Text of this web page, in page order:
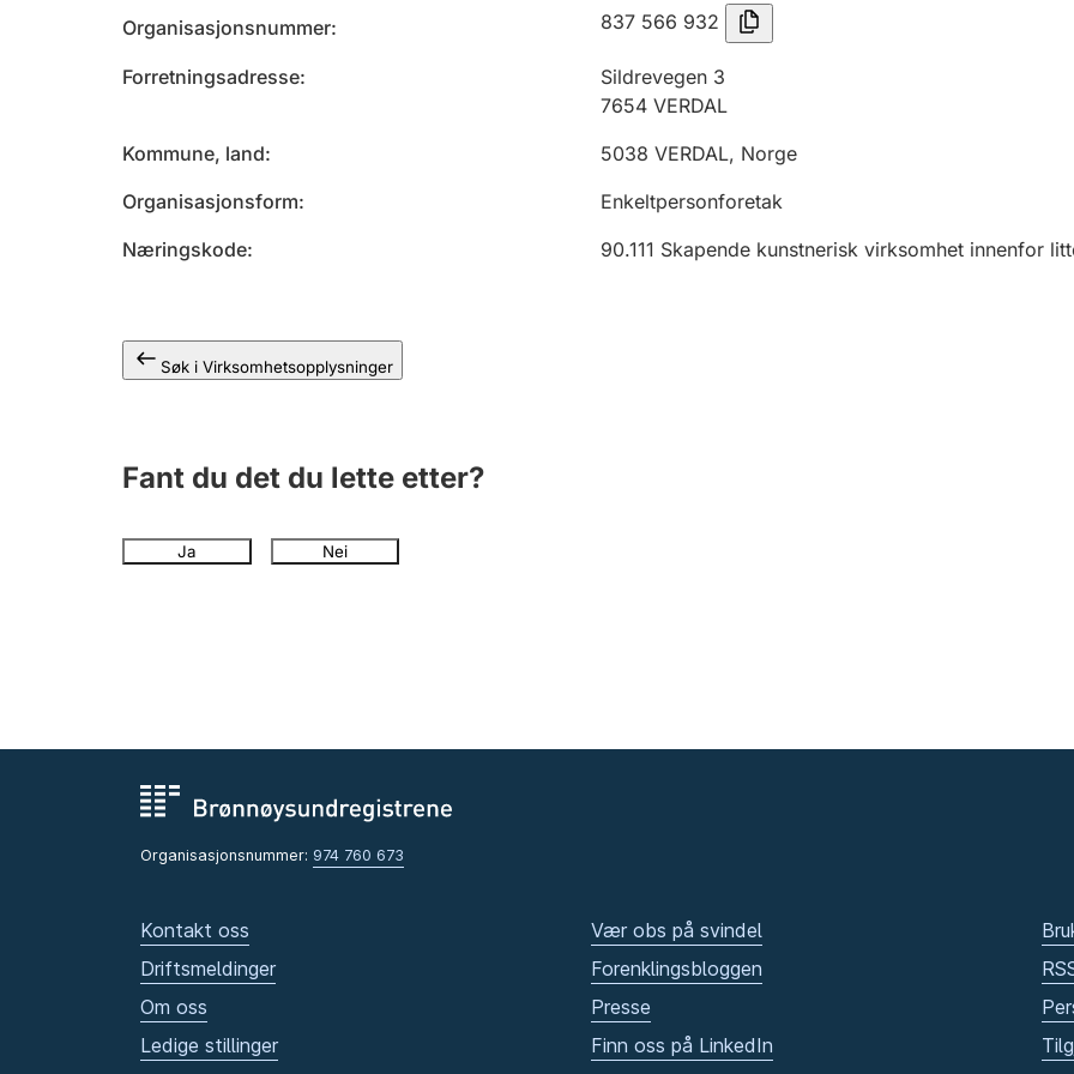
Organisasjonsnummer 837 566 932
Forretningsadresse
Sildrevegen 3
7654 VERDAL
Kommune, land
5038 VERDAL, Norge
Organisasjonsform
Enkeltpersonforetak
Næringskode
90.111 Skapende kunstnerisk virksomhet innenfor
Søk i Virksomhetsopplysninger
Fant du det du lette etter?
Ja Nei
Organisasjonsnummer: 974 760 673
Kontakt oss
Driftsmeldinger
Om oss
Ledige stillinger
Vær obs på svindel
Forenklingsbloggen
Presse
Finn oss på LinkedIn